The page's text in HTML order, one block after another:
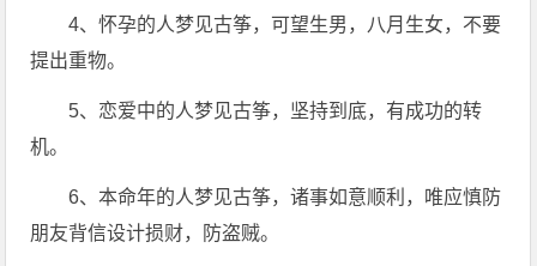
4、怀孕的人梦见古筝，可望生男，八月生女，不要
提出重物。
5、恋爱中的人梦见古筝，坚持到底，有成功的转
机。
6、本命年的人梦见古筝，诸事如意顺利，唯应慎防
朋友背信设计损财，防盗贼。